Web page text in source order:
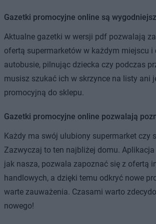
Gazetki promocyjne online są
Aktualne gazetki w wersji pdf pozwalają
ofertą supermarketów w każdym miejscu i
autobusie, pilnując dziecka czy podczas
musisz szukać ich w skrzynce na listy ani
promocyjną do sklepu.
Gazetki promocyjne online pozwalają
Każdy ma swój ulubiony supermarket czy
Zazwyczaj to ten najbliżej domu.
jak nasza, pozwala zapoznać się z ofertą
handlowych, a dzięki temu odkryć nowe
warte zauważenia. Czasami warto
nowego!